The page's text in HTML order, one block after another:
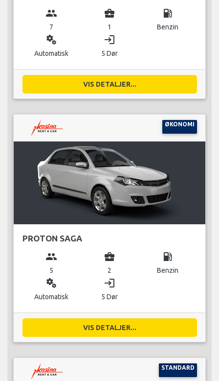
group
7
business_center
1
local_gas_station
Benzin
miscellaneous_services
Automatisk
login
5 Dør
VIS DETALJER...
ØKONOMI
PROTON SAGA
group
5
business_center
2
local_gas_station
Benzin
miscellaneous_services
Automatisk
login
5 Dør
VIS DETALJER...
STANDARD